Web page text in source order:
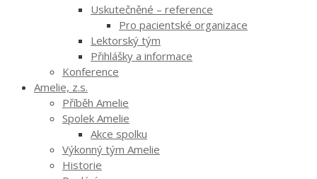
Uskutečněné – reference
Pro pacientské organizace
Lektorský tým
Přihlášky a informace
Konference
Amelie, z.s.
Příběh Amelie
Spolek Amelie
Akce spolku
Výkonný tým Amelie
Historie